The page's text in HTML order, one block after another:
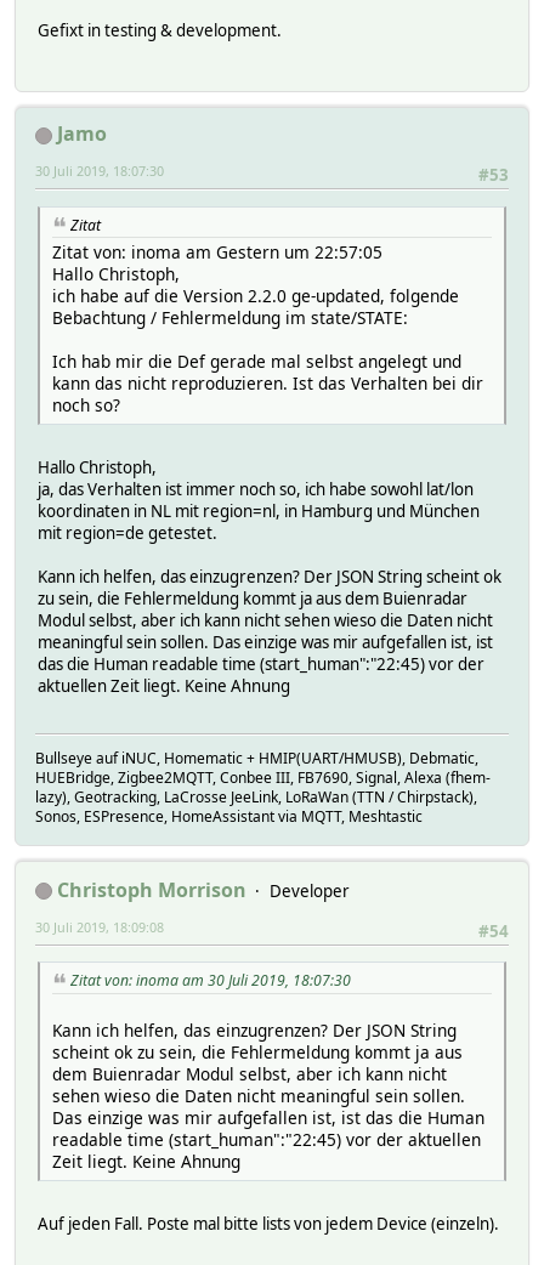
Gefixt in testing & development.
Jamo
#53
30 Juli 2019, 18:07:30
Zitat
Zitat von: inoma am Gestern um 22:57:05
Hallo Christoph,
ich habe auf die Version 2.2.0 ge-updated, folgende
Bebachtung / Fehlermeldung im state/STATE:
Ich hab mir die Def gerade mal selbst angelegt und
kann das nicht reproduzieren. Ist das Verhalten bei dir
noch so?
Hallo Christoph,
ja, das Verhalten ist immer noch so, ich habe sowohl lat/lon
koordinaten in NL mit region=nl, in Hamburg und München
mit region=de getestet.
Kann ich helfen, das einzugrenzen? Der JSON String scheint ok
zu sein, die Fehlermeldung kommt ja aus dem Buienradar
Modul selbst, aber ich kann nicht sehen wieso die Daten nicht
meaningful sein sollen. Das einzige was mir aufgefallen ist, ist
das die Human readable time (start_human":"22:45) vor der
aktuellen Zeit liegt. Keine Ahnung
Bullseye auf iNUC, Homematic + HMIP(UART/HMUSB), Debmatic,
HUEBridge, Zigbee2MQTT, Conbee III, FB7690, Signal, Alexa (fhem-
lazy), Geotracking, LaCrosse JeeLink, LoRaWan (TTN / Chirpstack),
Sonos, ESPresence, HomeAssistant via MQTT, Meshtastic
Christoph Morrison
Developer
#54
30 Juli 2019, 18:09:08
Zitat von: inoma am 30 Juli 2019, 18:07:30
Kann ich helfen, das einzugrenzen? Der JSON String
scheint ok zu sein, die Fehlermeldung kommt ja aus
dem Buienradar Modul selbst, aber ich kann nicht
sehen wieso die Daten nicht meaningful sein sollen.
Das einzige was mir aufgefallen ist, ist das die Human
readable time (start_human":"22:45) vor der aktuellen
Zeit liegt. Keine Ahnung
Auf jeden Fall. Poste mal bitte lists von jedem Device (einzeln).